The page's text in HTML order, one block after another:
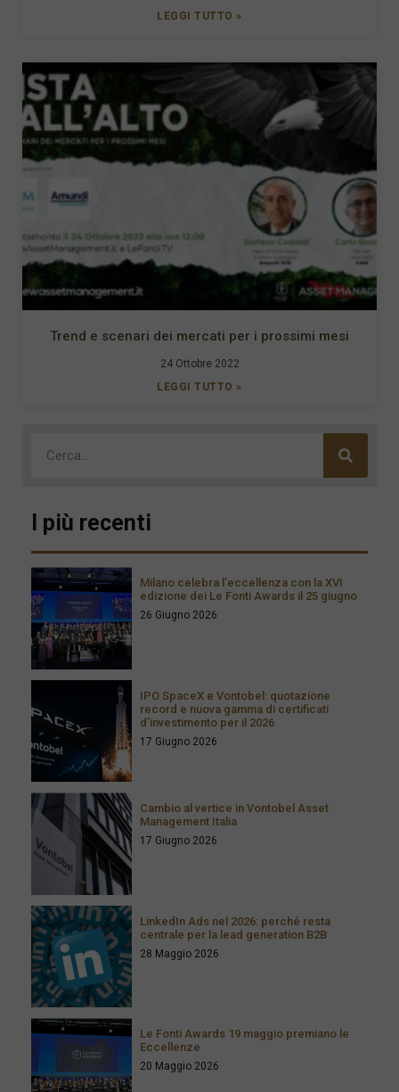
LEGGI TUTTO »
Trend e scenari dei mercati per i prossimi mesi
24 Ottobre 2022
LEGGI TUTTO »
I più recenti
Milano celebra l’eccellenza con la XVI
edizione dei Le Fonti Awards il 25 giugno
26 Giugno 2026
IPO SpaceX e Vontobel: quotazione
record e nuova gamma di certificati
d’investimento per il 2026
17 Giugno 2026
Cambio al vertice in Vontobel Asset
Management Italia
17 Giugno 2026
LinkedIn Ads nel 2026: perché resta
centrale per la lead generation B2B
28 Maggio 2026
Le Fonti Awards 19 maggio premiano le
Eccellenze
20 Maggio 2026